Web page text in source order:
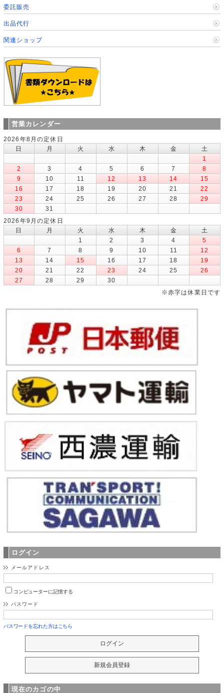
委託販売
出品代行
関連ショップ
営業カレンダー
2026年8月の定休日
日
月 火 水 木 金
土
1
2
3 4 5 6 7
8
9
10 11 12 13 14
15
16
17 18 19 20 21
22
23
24 25 26 27 28
29
30
31
2026年9月の定休日
日
月 火 水 木 金
土
1
2 3 4
5
6
7 8 9 10 11
12
13
14 15 16 17 18
19
20
21 22 23 24 25
26
27
28 29
30
※赤字は休業日です
ログイン
メールアドレス
コンピューターに記憶する
パスワード
パスワードを忘れた方はこちら
現在のカゴの中